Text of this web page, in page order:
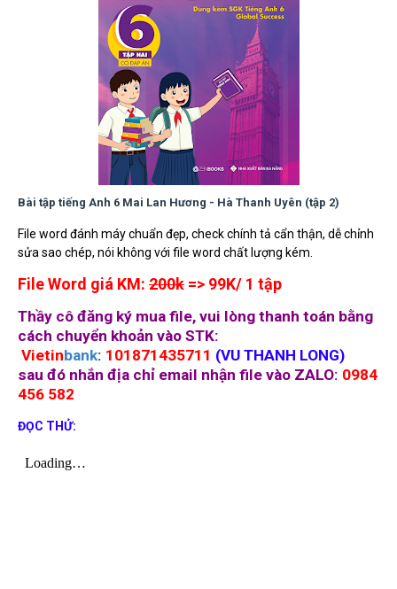
Bài tập tiếng Anh 6 Mai Lan Hương - Hà Thanh Uyên (tập 2)
File word đánh máy chuẩn đẹp, check chính tả cẩn thận, dễ chỉnh
sửa sao chép, nói không với file word chất lượng kém.
File Word giá KM: 200k => 99K/ 1 tập
Thầy cô đăng ký mua file, vui lòng thanh toán bằng
cách chuyển khoản vào STK:
Vietinbank: 101871435711 (VU THANH LONG)
sau đó nhắn địa chỉ email nhận file vào ZALO: 0984
456 582
ĐỌC THỬ: